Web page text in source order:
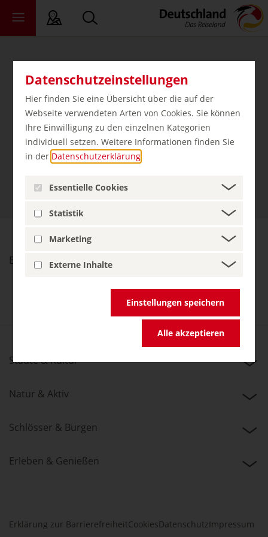
Datenschutzeinstellungen
Hier finden Sie eine Übersicht über die auf der
Webseite verwendeten Arten von Cookies. Sie können
Ihre Einwilligung zu den einzelnen Kategorien
individuell setzen. Weitere Informationen finden Sie
in der Datenschutzerklärung
Essentielle Cookies
Statistik
Marketing
Externe Inhalte
Einstellungen speichern
Alle akzeptieren
Sprache
uns
Unser Newsletter. Bleiben Sie
informiert.
Besuchen Sie uns auf
Städte & Kultur
Natur & Aktiv
Schlösser & Burgen
Erleben & Genießen
Erklärung zur BarrierefreiheitCookiesDatenschutz Impressum